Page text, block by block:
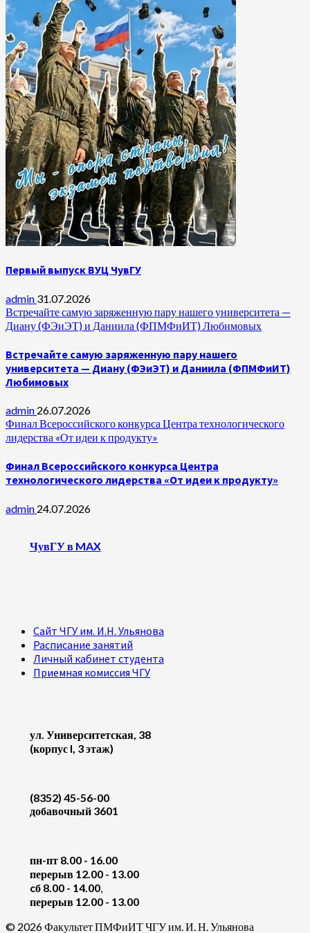
Первый выпуск ВУЦ ЧувГУ
admin 31.07.2026
Встречайте самую заряженную пару нашего университета —
Диану (ФЭиЭТ) и Даниила (ФПМФиИТ) Любимовых
Встречайте самую заряженную пару нашего
университета — Диану (ФЭиЭТ) и Даниила (ФПМФиИТ)
Любимовых
admin 26.07.2026
Финал Всероссийского конкурса Центра технологического
лидерства «От идеи к продукту»
Финал Всероссийского конкурса Центра
технологического лидерства «От идеи к продукту»
admin 24.07.2026
ЧувГУ в MAX
Сайт ЧГУ им. И.Н. Ульянова
Расписание занятий
Личный кабинет студента
Приемная комиссия ЧГУ
ул. Университетская, 38
(корпус I, 3 этаж)
(8352) 45-56-00
добавочный 3601
пн-пт 8.00 - 16.00
перерыв 12.00 - 13.00
cб 8.00 - 14.00,
перерыв 12.00 - 13.00
© 2026 Факультет ПМФиИТ ЧГУ им. И. Н. Ульянова